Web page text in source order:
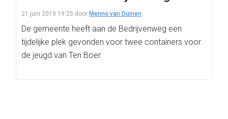
21 juni 2019 19:25 door Menno van Duinen
De gemeente heeft aan de Bedrijvenweg een
tijdelijke plek gevonden voor twee containers voor
de jeugd van Ten Boer.